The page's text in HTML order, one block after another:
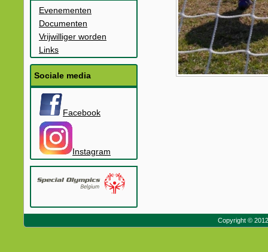
Evenementen
Documenten
Vrijwilliger worden
Links
Sociale media
Facebook
Instagram
Copyright ©